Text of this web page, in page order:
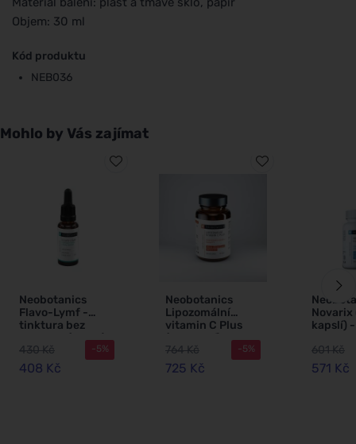
Objem: 30 ml
Kód produktu
NEB036
Mohlo by Vás zajímat
Neobotanics
Flavo-Lymf -
tinktura bez
alkoholu (50 ml) -
lymfatický
systém a cévní
soustava
430 Kč
408 Kč
-5%
Neobotanics
Lipozomální
vitamin C Plus
(60 kapslí) - se
selenem a zinkem
764 Kč
725 Kč
-5%
Novarix
kapslí)
601 Kč
571 Kč